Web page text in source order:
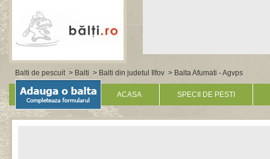
Balti de pescuit> Balti > Balti din judetul Ilfov > Balta Afumati - Agvps
ACASA SPECII DE PESTI